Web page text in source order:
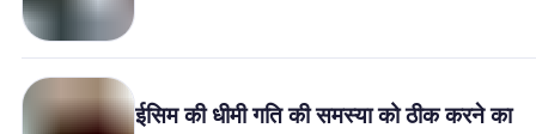
ईसिम की धीमी गति की समस्या को ठीक करने का